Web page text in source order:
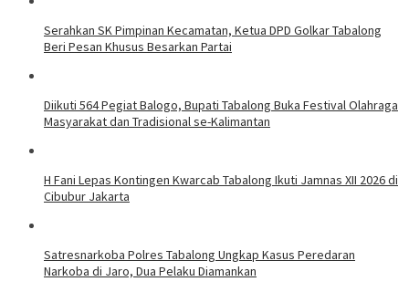
Serahkan SK Pimpinan Kecamatan, Ketua DPD Golkar Tabalong
Beri Pesan Khusus Besarkan Partai
Diikuti 564 Pegiat Balogo, Bupati Tabalong Buka Festival Olahraga
Masyarakat dan Tradisional se-Kalimantan
H Fani Lepas Kontingen Kwarcab Tabalong Ikuti Jamnas XII 2026 di
Cibubur Jakarta
Satresnarkoba Polres Tabalong Ungkap Kasus Peredaran
Narkoba di Jaro, Dua Pelaku Diamankan